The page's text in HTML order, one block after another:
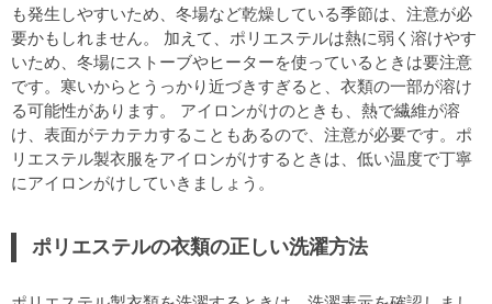
も発生しやすいため、冬場など乾燥している季節は、注意が必
要かもしれません。 加えて、ポリエステルは熱に弱く溶けやす
いため、冬場にストーブやヒーターを使っているときは要注意
です。寒いからとうっかり近づきすぎると、衣類の一部が溶け
る可能性があります。 アイロンがけのときも、熱で繊維が溶
け、表面がテカテカすることもあるので、注意が必要です。ポ
リエステル製衣服をアイロンがけするときは、低い温度で丁寧
にアイロンがけしていきましょう。
ポリエステルの衣類の正しい洗濯方法